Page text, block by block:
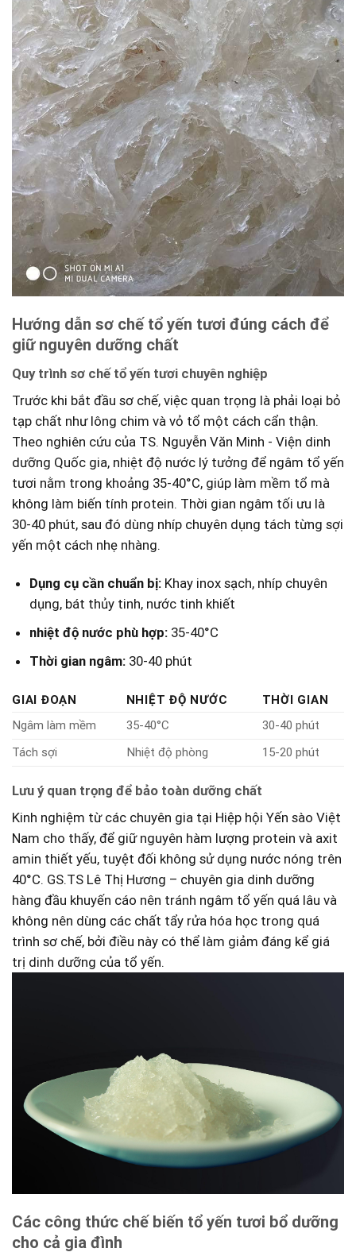
Hướng dẫn sơ chế tổ yến tươi⁢ đúng cách để
giữ nguyên dưỡng chất
Quy trình sơ chế tổ yến tươi chuyên nghiệp
Trước khi bắt đầu sơ chế, việc quan trọng là phải loại bỏ⁤
tạp chất như lông chim và vỏ tổ​ một cách cẩn thận.
Theo nghiên⁤ cứu của TS. Nguyễn Văn Minh -⁤ Viện dinh
dưỡng Quốc gia, nhiệt độ​ nước lý tưởng để ngâm tổ yến
tươi nằm trong khoảng 35-40°C, giúp làm mềm tổ mà
không làm biến tính protein. Thời gian ngâm tối ưu là
30-40 phút, sau đó dùng nhíp chuyên dụng tách từng sợi
yến một cách nhẹ nhàng.
Dụng⁤ cụ cần chuẩn bị:Khay inox sạch, nhíp⁤ chuyên
dụng, bát thủy tinh, nước tinh khiết
nhiệt độ nước phù hợp:35-40°C
Thời gian ngâm:30-40 phút
GIAI ĐOẠN NHIỆT ĐỘ NƯỚC
THỜI GIAN
Ngâm làm mềm
35-40°C
30-40 phút
Tách sợi
Nhiệt độ phòng 15-20 phút
Lưu ý‌ quan trọng để bảo toàn dưỡng chất
Kinh nghiệm từ các chuyên gia tại Hiệp hội Yến sào Việt
Nam cho thấy, để giữ nguyên hàm lượng protein⁢ và axit
amin thiết yếu, tuyệt đối không sử‌ dụng nước‌ nóng trên
40°C.⁣ GS.TS Lê​ Thị Hương​ – chuyên gia dinh dưỡng
hàng đầu khuyến cáo nên⁣ tránh ngâm tổ yến quá ‌lâu ‌và
không nên dùng‌ các ‌chất tẩy rửa hóa học trong quá
trình sơ ​chế, bởi điều này có thể làm ​giảm đáng kể⁣ giá
trị dinh dưỡng của tổ yến.
Các công thức chế biến⁤ tổ yến tươi bổ dưỡng
cho cả gia đình